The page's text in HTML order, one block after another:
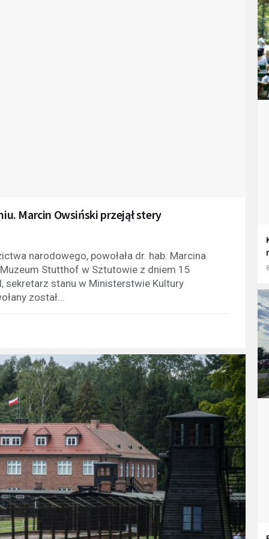
Marcin Owsiński przejął stery
narodowego, powołała dr. hab. Marcina
Stutthof w Sztutowie z dniem 15
sekretarz stanu w Ministerstwie Kultury
został...